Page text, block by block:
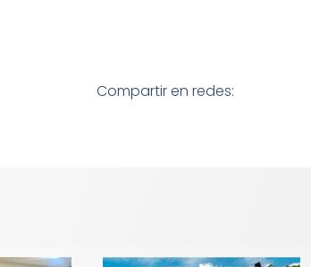
Compartir en redes: